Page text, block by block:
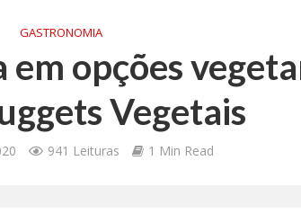
GASTRONOMIA
opções
Vegetais
941 Leituras 1 Min Read